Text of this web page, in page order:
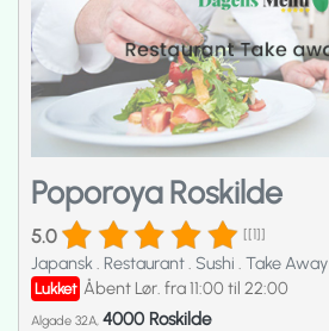
Poporoya Roskilde
5.0 [[1]]
Japansk. Restaurant. Sushi . Take Away
Lukket Åbent Lør. fra 11:00 til 22:00
Algade 32A, 4000 Roskilde